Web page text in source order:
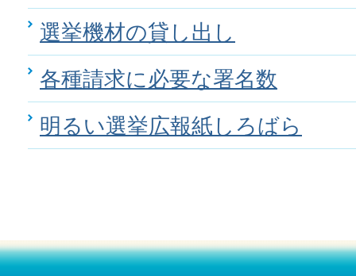
選挙機材の貸し出し
各種請求に必要な署名数
明るい選挙広報紙しろばら